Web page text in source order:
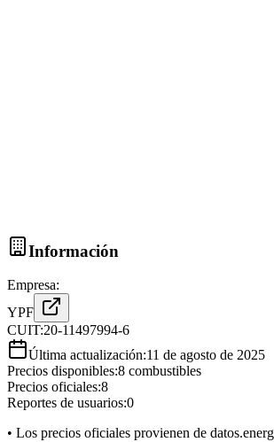
Información
Empresa:
YPF
CUIT:20-11497994-6
Última actualización:11 de agosto de 2025
Precios disponibles:8 combustibles
Precios oficiales:8
Reportes de usuarios:0
• Los precios oficiales provienen de